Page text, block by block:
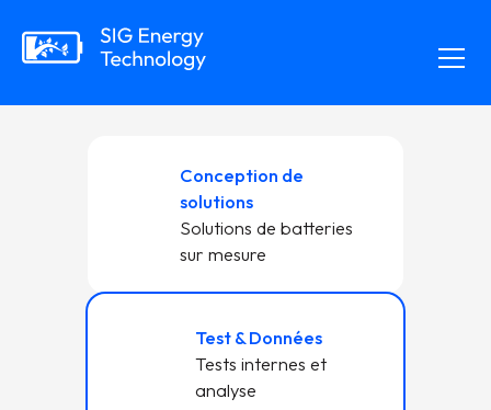
Conception de
solutions
Solutions de batteries
sur mesure
Test & Données
Tests internes et
analyse